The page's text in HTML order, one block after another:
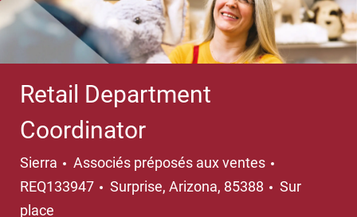
Retail Department
Coordinator
Sierra Catégorie
Associés préposés aux ventes
REQ133947
Emplacement
Surprise, Arizona, 85388
Sur
place